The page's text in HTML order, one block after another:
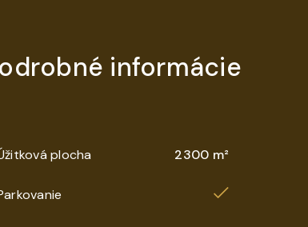
informácie
plocha 2300 m²